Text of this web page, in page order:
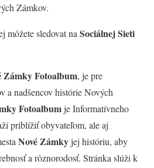
Zámkov.
môžete sledovat na Sociálnej Sieti
Zámky Fotoalbum, je pre
a nadšencov histórie Nových
Fotoalbumje Informatívneho
priblížiť obyvateľom, ale aj
Nové Zámkyjej históriu, aby
a rôznorodosť. Stránka slúži k